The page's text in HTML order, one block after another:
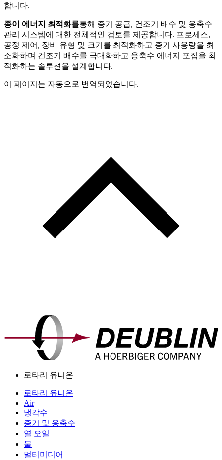
합니다.
종이 에너지 최적화를통해 증기 공급, 건조기 배수 및 응축수
관리 시스템에 대한 전체적인 검토를 제공합니다. 프로세스,
공정 제어, 장비 유형 및 크기를 최적화하고 증기 사용량을 최
소화하며 건조기 배수를 극대화하고 응축수 에너지 포집을 최
적화하는 솔루션을 설계합니다.
이 페이지는 자동으로 번역되었습니다.
로타리 유니온
로타리 유니온
Air
냉각수
증기 및 응축수
열 오일
물
멀티미디어